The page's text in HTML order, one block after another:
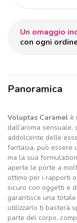
Un omaggio
con ogni
Panoramica
Voluptas Caramel è
dall’aroma
addolcente delle
fantasia, può essere
ma la sua
aperte le porte a
ottimo per i rapporti
sicuro con oggetti e
garantisce una
utilizzarlo ti basterà
parte del corpo,